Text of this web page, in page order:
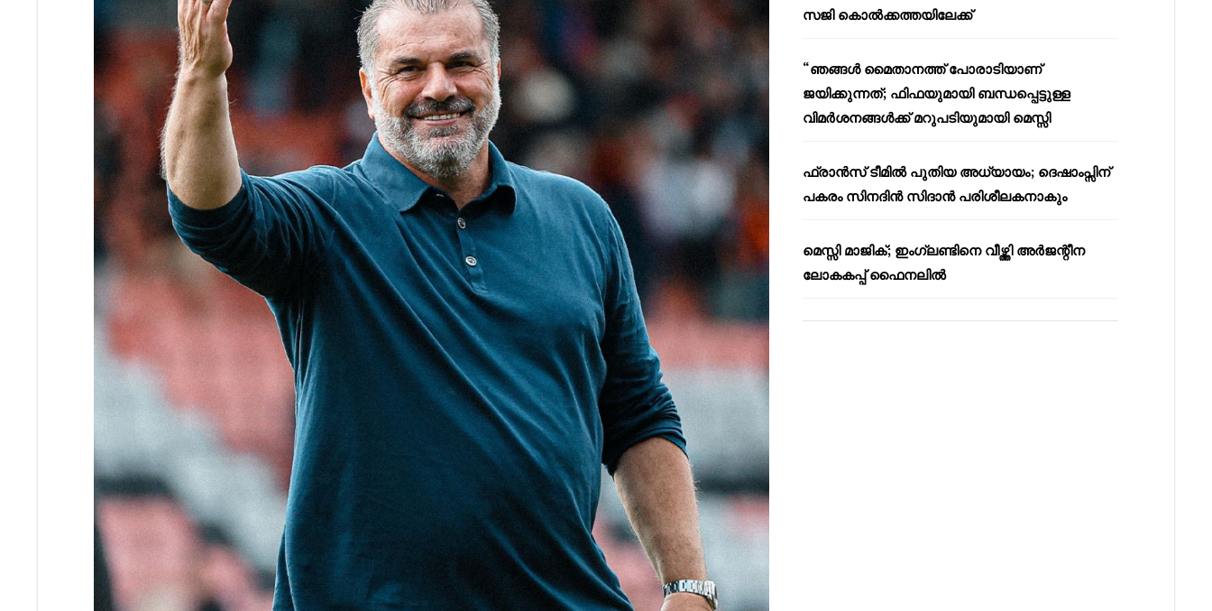
സജി കൊൽക്കത്തയിലേക്ക്
“ഞങ്ങൾ മൈതാനത്ത് പോരാടിയാണ്
ജയിക്കുന്നത്; ഫിഫയുമായി ബന്ധപ്പെട്ടുള്ള
വിമർശനങ്ങൾക്ക് മറുപടിയുമായി മെസ്സി
ഫ്രാൻസ് ടീമിൽ പുതിയ അധ്യായം; ദെഷാംപ്സിന്
പകരം സിനദിൻ സിദാൻ പരിശീലകനാകും
മെസ്സി മാജിക്; ഇംഗ്ലണ്ടിനെ വീഴ്ത്തി അർജന്റീന
ലോകകപ്പ് ഫൈനലിൽ